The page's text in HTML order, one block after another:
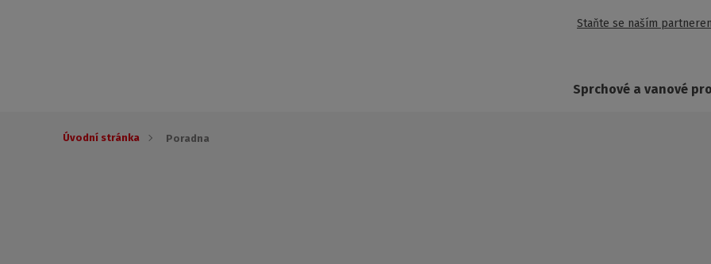
Staňte se naším
Sprchové a vanové
Úvodní stránka Poradna